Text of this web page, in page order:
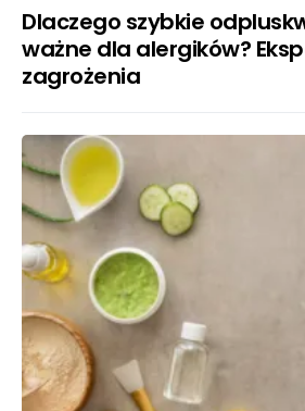
Dlaczego szybkie
ważne dla alergików?
zagrożenia